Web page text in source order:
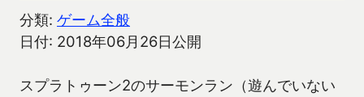
分類: ゲーム全般
日付: 2018年06月26日公開
スプラトゥーン2のサーモンラン（遊んでいない